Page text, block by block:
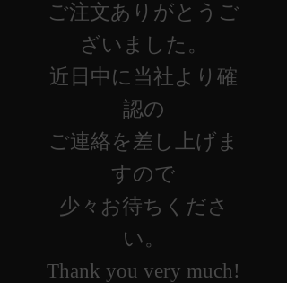
ご注文ありがとうご
ざいました。
​近日中に当社より確
認の
ご連絡を差し上げま
すので
​少々お待ちくださ
い。
Thank you very much!